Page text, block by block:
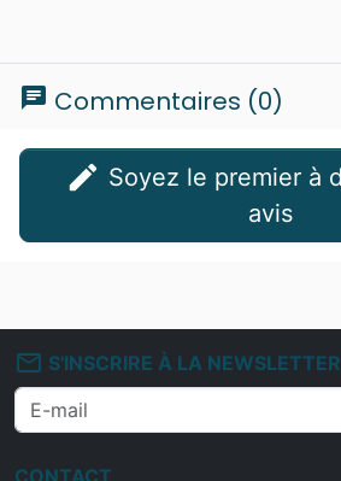
chat Commentaires (0)
edit
avis
mail_outline S'INSCRIRE À LA NEWSLETTER